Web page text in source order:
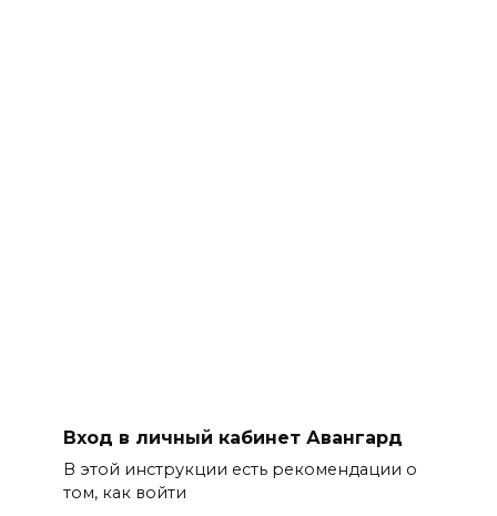
Вход в личный кабинет Авангард
В этой инструкции есть рекомендации о
том, как войти